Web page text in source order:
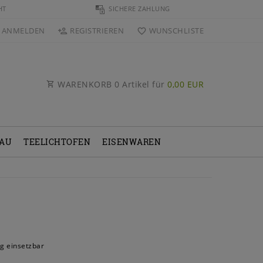
SICHERE ZAHLUNG
ANMELDEN REGISTRIEREN WUNSCHLISTE
WARENKORB 0 Artikel für 0,00 EUR
TEELICHTOFEN EISENWAREN
einsetzbar